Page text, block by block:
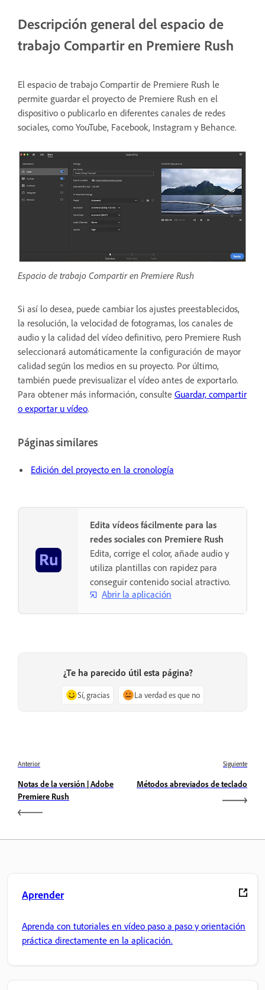
Descripción general del espacio de
trabajo Compartir en Premiere Rush
El espacio de trabajo Compartir de Premiere Rush le
permite guardar el proyecto de Premiere Rush en el
dispositivo o publicarlo en diferentes canales de redes
sociales, como YouTube, Facebook, Instagram y Behance.
Espacio de trabajo Compartir en Premiere Rush
Si así lo desea, puede cambiar los ajustes preestablecidos,
la resolución, la velocidad de fotogramas, los canales de
audio y la calidad del vídeo definitivo, pero Premiere Rush
seleccionará automáticamente la configuración de mayor
calidad según los medios en su proyecto. Por último,
también puede previsualizar el vídeo antes de exportarlo.
Para obtener más información, consulte Guardar, compartir
o exportar u vídeo.
Páginas similares
Edición del proyecto en la cronología
Edita vídeos fácilmente para las
redes sociales con Premiere Rush
Edita, corrige el color, añade audio y
utiliza plantillas con rapidez para
conseguir contenido social atractivo.
Abrir la aplicación
¿Te ha parecido útil esta página?
Sí, gracias La verdad es que no
Anterior
Notas de la versión | Adobe
Premiere Rush
Siguiente
Métodos abreviados de teclado
Aprender
Aprenda con tutoriales en vídeo paso a paso y orientación
práctica directamente en la aplicación.